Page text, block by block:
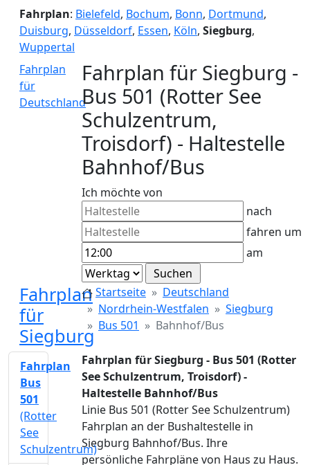
Fahrplan: Bielefeld, Bochum, Bonn, Dortmund,
Duisburg, Düsseldorf, Essen, Köln, Siegburg,
Wuppertal
Fahrplan
für
Deutschland
Fahrplan für Siegburg -
Bus 501 (Rotter See
Schulzentrum,
Troisdorf) - Haltestelle
Bahnhof/Bus
Ich möchte von
nach
fahren um
am
Fahrplan
für
Siegburg
Startseite
Deutschland
Nordrhein-Westfalen
Siegburg
Bus 501
Bahnhof/Bus
Fahrplan für Siegburg - Bus 501 (Rotter
See Schulzentrum, Troisdorf) -
Haltestelle Bahnhof/Bus
Linie Bus 501 (Rotter See Schulzentrum)
Fahrplan an der Bushaltestelle in
Siegburg Bahnhof/Bus. Ihre
persönliche Fahrpläne von Haus zu Haus.
Fahrplan
Bus
501
(Rotter
See
Schulzentrum)